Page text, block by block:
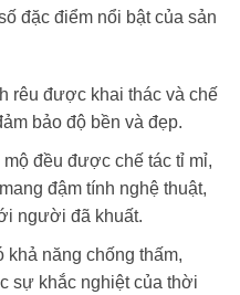
đặc điểm nổi bật của sản
rêu được khai thác và chế
bảo độ bền và đẹp.
mộ đều được chế tác tỉ mỉ,
đậm tính nghệ thuật,
người đã khuất.
khả năng chống thấm,
sự khắc nghiệt của thời